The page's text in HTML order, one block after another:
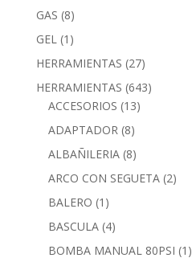
GAS (8)
GEL (1)
HERRAMIENTAS (27)
HERRAMIENTAS (643)
ACCESORIOS (13)
ADAPTADOR (8)
ALBAÑILERIA (8)
ARCO CON SEGUETA (2)
BALERO (1)
BASCULA (4)
BOMBA MANUAL 80PSI (1)